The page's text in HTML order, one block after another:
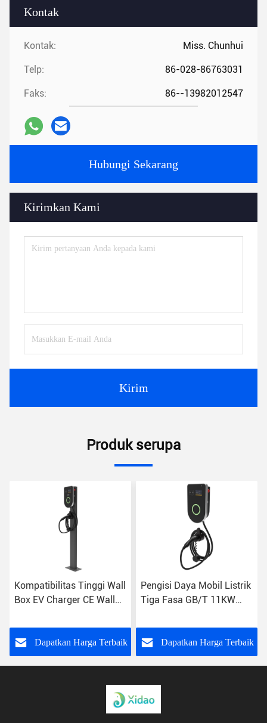
Kontak
Kontak: Miss. Chunhui
Telp: 86-028-86763031
Faks: 86--13982012547
Hubungi Sekarang
Kirimkan Kami
Kirim
Produk serupa
Kompatibilitas Tinggi Wall
Box EV Charger CE Wall
Station
Dapatkan Harga Terbaik
Pengisi Daya Mobil Listrik
Tiga Fasa GB/T 11KW
Rumah
Dapatkan Harga Terbaik